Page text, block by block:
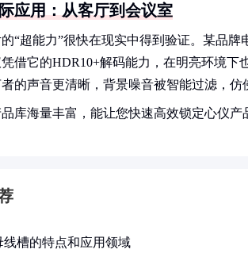
应用：从客厅到会议室
“超能力”很快在现实中得到验证。某品
借它的HDR10+解码能力，在明亮环境
的声音更清晰，背景噪音被智能过滤，仿
库海量丰富，能让您快速高效锁定心仪
线槽的特点和应用领域